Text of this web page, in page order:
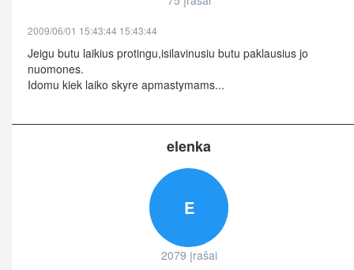
2009/06/01 15:43:44 15:43:44
Jeigu butu laikius protingu,isilavinusiu butu paklausius jo
nuomones.
Idomu kiek laiko skyre apmastymams...
elenka
E
2079 įrašai